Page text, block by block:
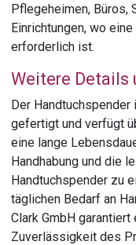
Pflegeheimen, Büros,
Einrichtungen, wo
erforderlich ist.
Weitere Details
Der
gefertigt und verfügt
eine lange
Handhabung und die
Handtuchspender zu
täglichen Bedarf an
Clark GmbH
Zuverlässigkeit des